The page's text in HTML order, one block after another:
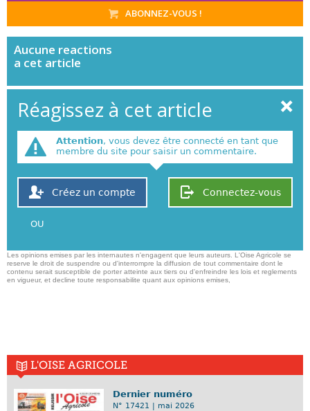
ABONNEZ-VOUS !
Aucune reactions
a cet article
Réagissez à cet article
Attention, vous devez être connecté en tant que
membre du site pour saisir un commentaire.
Connectez-vous
Créez un compte
OU
Les opinions emises par les internautes n'engagent que leurs auteurs. L'Oise Agricole se
reserve le droit de suspendre ou d'interrompre la diffusion de tout commentaire dont le
contenu serait susceptible de porter atteinte aux tiers ou d'enfreindre les lois et reglements
en vigueur, et decline toute responsabilite quant aux opinions emises,
L'OISE AGRICOLE
Dernier numéro
N° 17421 | mai 2026